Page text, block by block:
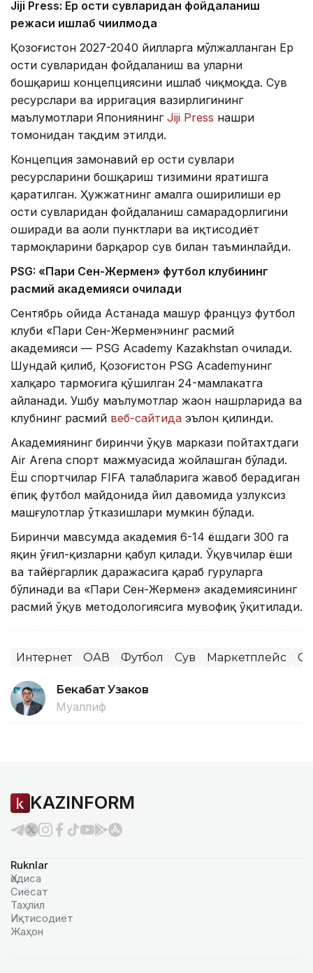
Jiji Press: Ер ости сувларидан фойдаланиш
режаси ишлаб чиқилмоқда
Қозоғистон 2027-2040 йилларга мўлжалланган Ер
ости сувларидан фойдаланиш ва уларни
бошқариш концепциясини ишлаб чиқмоқда. Сув
ресурслари ва ирригация вазирлигининг
маълумотлари Япониянинг Jiji Press нашри
томонидан тақдим этилди.
Концепция замонавий ер ости сувлари
ресурсларини бошқариш тизимини яратишга
қаратилган. Ҳужжатнинг амалга оширилиши ер
ости сувларидан фойдаланиш самарадорлигини
оширади ва аҳоли пунктлари ва иқтисодиёт
тармоқларини барқарор сув билан таъминлайди.
PSG: «Пари Сен-Жермен» футбол клубининг
расмий академияси очилади
Сентябрь ойида Астанада машҳур француз футбол
клуби «Пари Сен-Жермен»нинг расмий
академияси — PSG Academy Kazakhstan очилади.
Шундай қилиб, Қозоғистон PSG Academyнинг
халқаро тармоғига қўшилган 24-мамлакатга
айланади. Ушбу маълумотлар жаҳон нашрларида ва
клубнинг расмий веб-сайтида эълон қилинди.
Академиянинг биринчи ўқув маркази пойтахтдаги
Air Arena спорт мажмуасида жойлашган бўлади.
Ёш спортчилар FIFA талабларига жавоб берадиган
ёпиқ футбол майдонида йил давомида узлуксиз
машғулотлар ўтказишлари мумкин бўлади.
Биринчи мавсумда академия 6-14 ёшдаги 300 га
яқин ўғил-қизларни қабул қилади. Ўқувчилар ёши
ва тайёргарлик даражасига қараб гуруҳларга
бўлинади ва «Пари Сен-Жермен» академиясининг
расмий ўқув методологиясига мувофиқ ўқитилади.
Интернет ОАВ Футбол Сув Маркетплейс
Бекабат Узаков
Муаллиф
KAZINFORM
Ruknlar
Ҳодиса
Сиёсат
Таҳлил
Иқтисодиёт
Жаҳон